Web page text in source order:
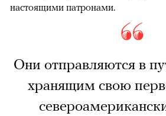
настоящими патронами.
Они отправляются в
хранящим свою